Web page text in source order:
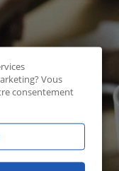
? Vous
consentement